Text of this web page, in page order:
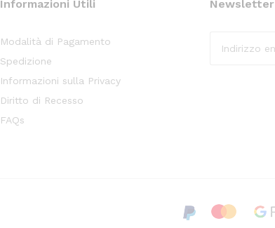
Informazioni Utili
Modalità di Pagamento
Spedizione
Informazioni sulla Privacy
Diritto di Recesso
FAQs
Newsletter